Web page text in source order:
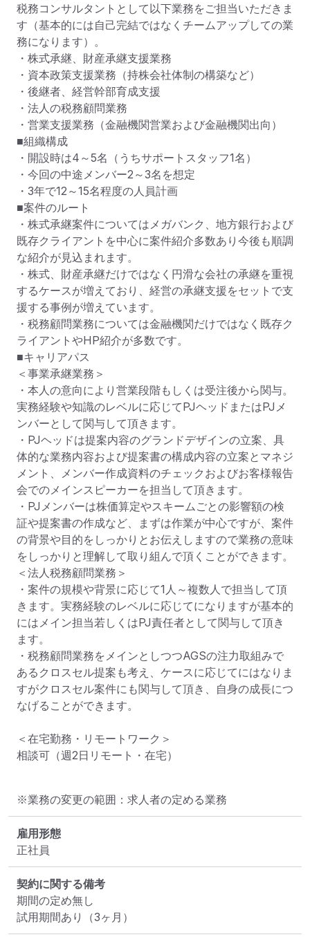
税務コンサルタントとして以下業務をご担当いただきま
す（基本的には自己完結ではなくチームアップしての業
務になります）。
・株式承継、財産承継支援業務
・資本政策支援業務（持株会社体制の構築など）
・後継者、経営幹部育成支援
・法人の税務顧問業務
・営業支援業務（金融機関営業および金融機関出向）
■組織構成
・開設時は4～5名（うちサポートスタッフ1名）
・今回の中途メンバー2～3名を想定
・3年で12～15名程度の人員計画
■案件のルート
・株式承継案件についてはメガバンク、地方銀行および
既存クライアントを中心に案件紹介多数あり今後も順調
な紹介が見込まれます。
・株式、財産承継だけではなく円滑な会社の承継を重視
するケースが増えており、経営の承継支援をセットで支
援する事例が増えています。
・税務顧問業務については金融機関だけではなく既存ク
ライアントやHP紹介が多数です。
■キャリアパス
＜事業承継業務＞
・本人の意向により営業段階もしくは受注後から関与。
実務経験や知識のレベルに応じてPJヘッドまたはPJメ
ンバーとして関与して頂きます。
・PJヘッドは提案内容のグランドデザインの立案、具
体的な業務内容および提案書の構成内容の立案とマネジ
メント、メンバー作成資料のチェックおよびお客様報告
会でのメインスピーカーを担当して頂きます。
・PJメンバーは株価算定やスキームごとの影響額の検
証や提案書の作成など、まずは作業が中心ですが、案件
の背景や目的をしっかりとお伝えしますので業務の意味
をしっかりと理解して取り組んで頂くことができます。
＜法人税務顧問業務＞
・案件の規模や背景に応じて1人～複数人で担当して頂
きます。実務経験のレベルに応じてになりますが基本的
にはメイン担当若しくはPJ責任者として関与して頂き
ます。
・税務顧問業務をメインとしつつAGSの注力取組みで
あるクロスセル提案も考え、ケースに応じてにはなりま
すがクロスセル案件にも関与して頂き、自身の成長につ
なげることができます。
＜在宅勤務・リモートワーク＞
相談可（週2日リモート・在宅）
※業務の変更の範囲：求人者の定める業務
雇用形態
正社員
契約に関する備考
期間の定め無し
試用期間あり（3ヶ月）